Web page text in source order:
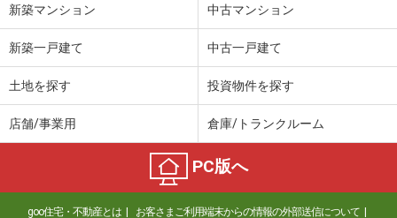
新築マンション 中古マンション
新築一戸建て 中古一戸建て
土地を探す 投資物件を探す
店舗/事業用 倉庫/トランクルーム
PC版へ
goo住宅・不動産とは お客さまご利用端末からの情報の外部送信について